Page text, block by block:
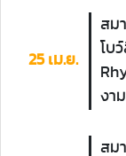
25 เม.ย.
สม
โบ
งา
สม